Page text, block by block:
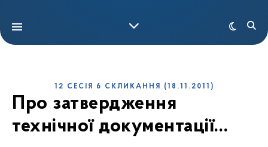
12 СЕСІЯ 6 СКЛИКАННЯ (18.11.2011)
Про затвердження
технічної документації…